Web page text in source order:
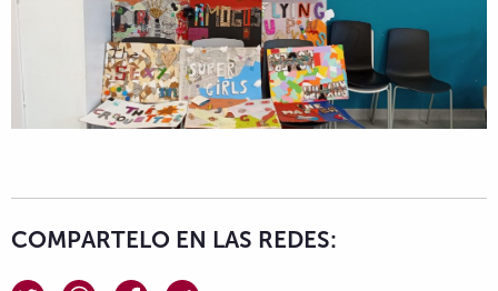
COMPARTELO EN LAS REDES: